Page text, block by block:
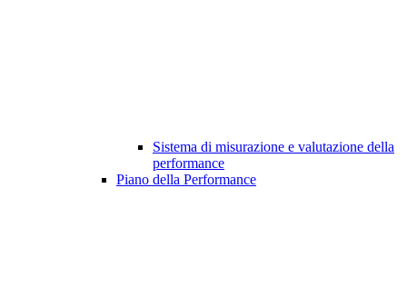
Sistema di misurazione e valutazione della
performance
Piano della Performance